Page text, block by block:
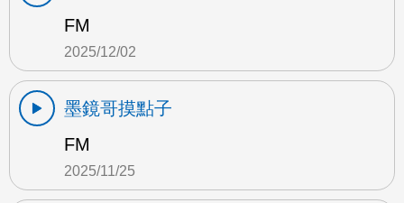
FM
2025/12/02
墨鏡哥摸點子
FM
2025/11/25